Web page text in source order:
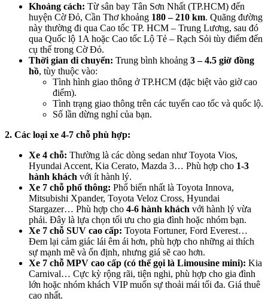
Khoảng cách: Từ sân bay Tân Sơn Nhất (TP.HCM) đến
huyện Cờ Đỏ, Cần Thơ khoảng 180 – 210 km. Quãng đường
này thường đi qua Cao tốc TP. HCM – Trung Lương, sau đó
qua Quốc lộ 1A hoặc Cao tốc Lộ Tẻ – Rạch Sỏi tùy điểm đến
cụ thể trong Cờ Đỏ.
Thời gian di chuyển: Trung bình khoảng 3 – 4.5 giờ đồng
hồ, tùy thuộc vào:
Tình hình giao thông ở TP.HCM (đặc biệt vào giờ cao
điểm).
Tình trạng giao thông trên các tuyến cao tốc và quốc lộ.
Số lần dừng nghỉ của bạn.
2. Các loại xe 4-7 chỗ phù hợp:
Xe 4 chỗ: Thường là các dòng sedan như Toyota Vios,
Hyundai Accent, Kia Cerato, Mazda 3… Phù hợp cho 1-3
hành khách với ít hành lý.
Xe 7 chỗ phổ thông: Phổ biến nhất là Toyota Innova,
Mitsubishi Xpander, Toyota Veloz Cross, Hyundai
Stargazer… Phù hợp cho 4-6 hành khách với hành lý vừa
phải. Đây là lựa chọn tối ưu cho gia đình hoặc nhóm bạn.
Xe 7 chỗ SUV cao cấp: Toyota Fortuner, Ford Everest…
Đem lại cảm giác lái êm ái hơn, phù hợp cho những ai thích
sự mạnh mẽ và ổn định, nhưng giá sẽ cao hơn.
Xe 7 chỗ MPV cao cấp (có thể gọi là Limousine mini): Kia
Carnival… Cực kỳ rộng rãi, tiện nghi, phù hợp cho gia đình
lớn hoặc nhóm khách VIP muốn sự thoải mái tối đa. Giá thuê
cao nhất.